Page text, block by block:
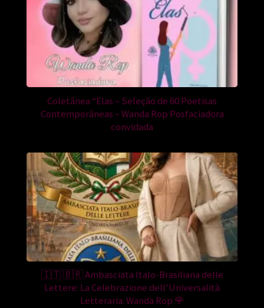
Coletânea “Elas – Seleção de 60 Poetisas
Contemporâneas – Wanda Rop Posfaciadora
convidada
🇮🇹 🇧🇷 Ambasciata Italo-Brasiliana delle
Lettere: La Celebrazione dell’Universalità
Letteraria: Wanda Rop 🌹